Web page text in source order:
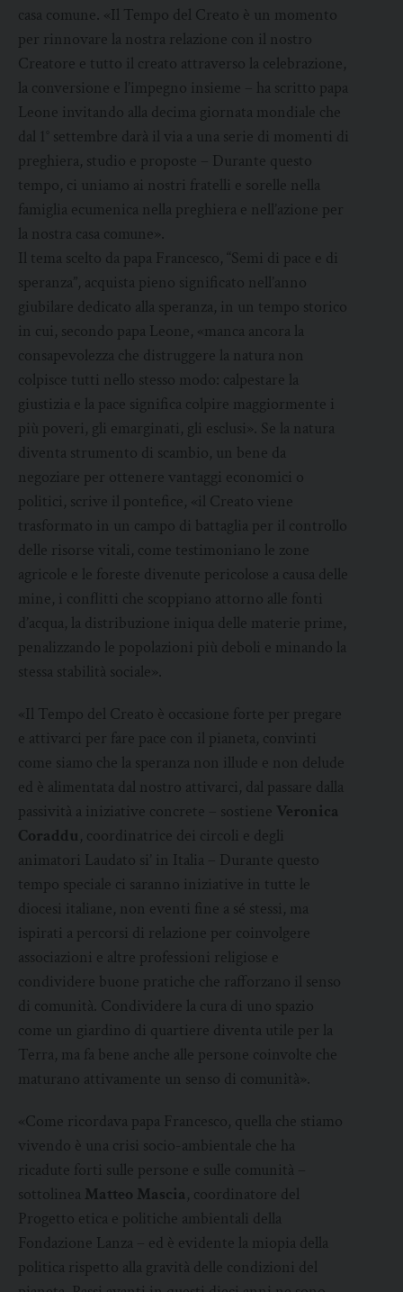
casa comune. «Il Tempo del Creato è un momento
per rinnovare la nostra relazione con il nostro
Creatore e tutto il creato attraverso la celebrazione,
la conversione e l’impegno insieme – ha scritto papa
Leone invitando alla decima giornata mondiale che
dal 1° settembre darà il via a una serie di momenti di
preghiera, studio e proposte – Durante questo
tempo, ci uniamo ai nostri fratelli e sorelle nella
famiglia ecumenica nella preghiera e nell’azione per
la nostra casa comune».
Il tema scelto da papa Francesco, “Semi di pace e di
speranza”, acquista pieno significato nell’anno
giubilare dedicato alla speranza, in un tempo storico
in cui, secondo papa Leone, «manca ancora la
consapevolezza che distruggere la natura non
colpisce tutti nello stesso modo: calpestare la
giustizia e la pace significa colpire maggiormente i
più poveri, gli emarginati, gli esclusi». Se la natura
diventa strumento di scambio, un bene da
negoziare per ottenere vantaggi economici o
politici, scrive il pontefice, «il Creato viene
trasformato in un campo di battaglia per il controllo
delle risorse vitali, come testimoniano le zone
agricole e le foreste divenute pericolose a causa delle
mine, i conflitti che scoppiano attorno alle fonti
d’acqua, la distribuzione iniqua delle materie prime,
penalizzando le popolazioni più deboli e minando la
stessa stabilità sociale».
«Il Tempo del Creato è occasione forte per pregare
e attivarci per fare pace con il pianeta, convinti
come siamo che la speranza non illude e non delude
ed è alimentata dal nostro attivarci, dal passare dalla
passività a iniziative concrete – sostiene Veronica
Coraddu, coordinatrice dei circoli e degli
animatori Laudato si’ in Italia – Durante questo
tempo speciale ci saranno iniziative in tutte le
diocesi italiane, non eventi fine a sé stessi, ma
ispirati a percorsi di relazione per coinvolgere
associazioni e altre professioni religiose e
condividere buone pratiche che rafforzano il senso
di comunità. Condividere la cura di uno spazio
come un giardino di quartiere diventa utile per la
Terra, ma fa bene anche alle persone coinvolte che
maturano attivamente un senso di comunità».
«Come ricordava papa Francesco, quella che stiamo
vivendo è una crisi socio-ambientale che ha
ricadute forti sulle persone e sulle comunità –
sottolinea Matteo Mascia, coordinatore del
Progetto etica e politiche ambientali della
Fondazione Lanza – ed è evidente la miopia della
politica rispetto alla gravità delle condizioni del